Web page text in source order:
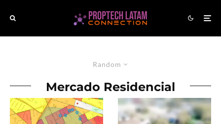
Random
Mercado Residencial